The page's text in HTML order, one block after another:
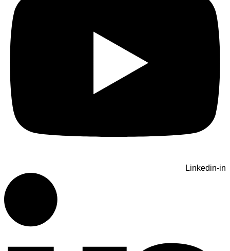
Linkedin-in